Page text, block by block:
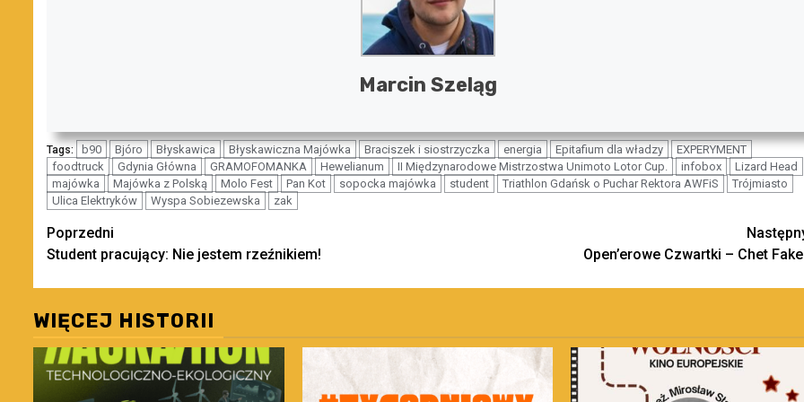
Marcin Szeląg
Tags: b90 Bjóro Błyskawica Błyskawiczna Majówka Braciszek i siostrzyczka energia Epitafium dla władzy
EXPERYMENT
foodtruck
Gdynia Główna GRAMOFOMANKA Hewelianum II Międzynarodowe Mistrzostwa Unimoto Lotor Cup. infobox
Lizard Head
majówka
Majówka z Polską Molo Fest Pan Kot sopocka majówka student Triathlon Gdańsk o Puchar Rektora AWFiS
Trójmiasto
Ulica Elektryków
Wyspa Sobiezewska zak
Zobacz
wpisy
Poprzedni
Student pracujący: Nie jestem rzeźnikiem!
Open’erowe Czwartki – Chet
WIĘCEJ HISTORII